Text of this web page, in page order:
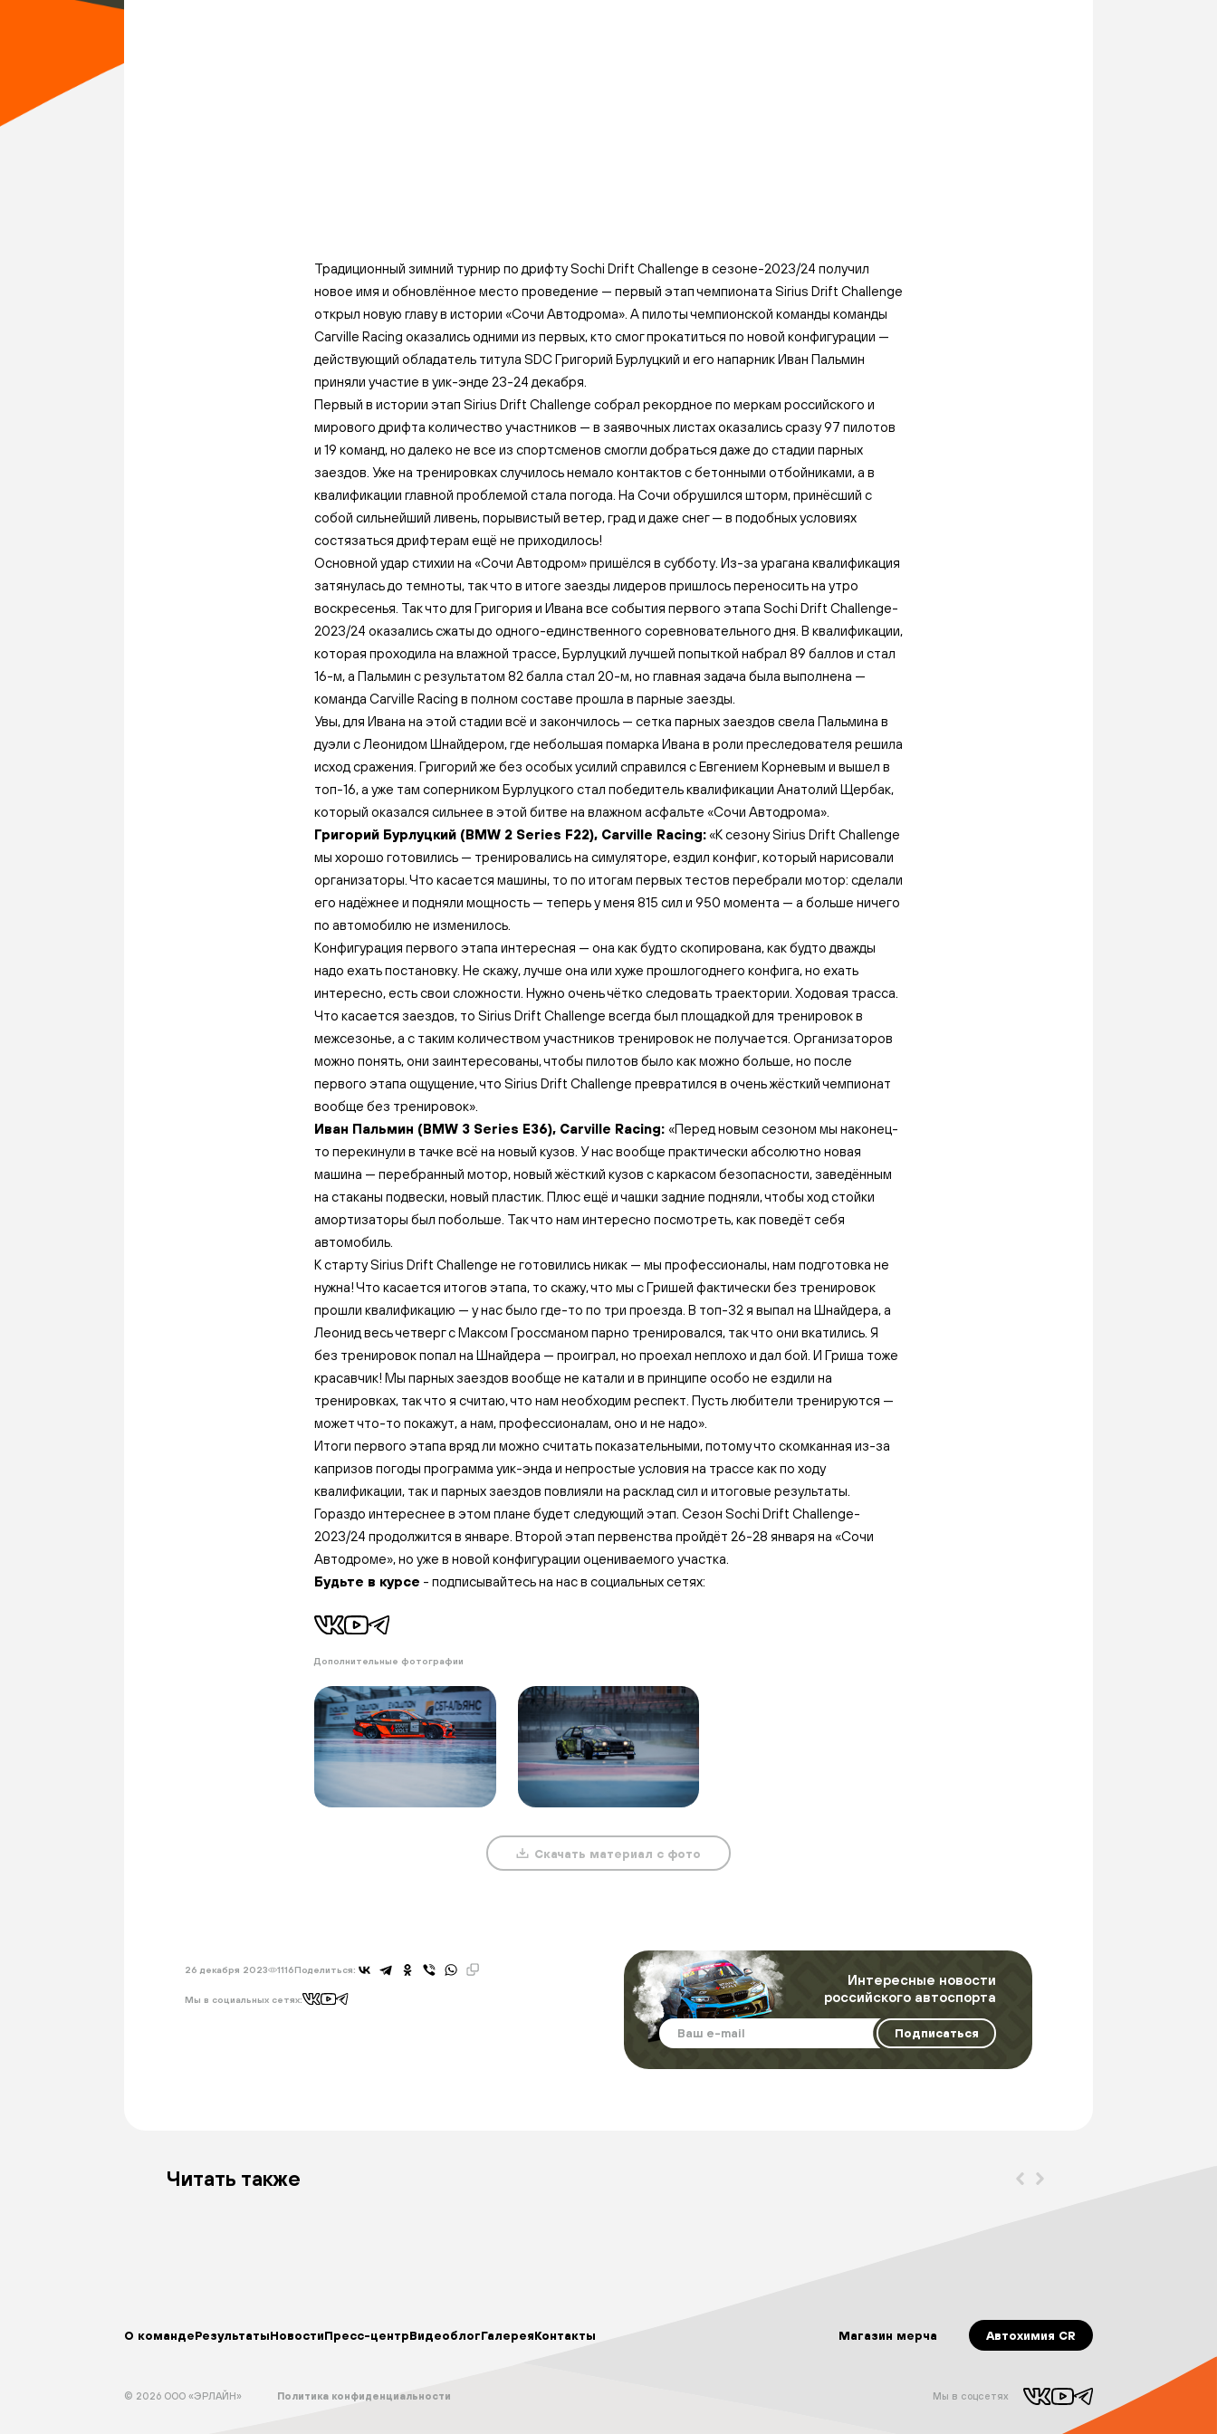
Традиционный зимний турнир по дрифту Sochi Drift Challenge в сезоне-2023/24 получил
новое имя и обновлённое место проведение — первый этап чемпионата Sirius Drift Challenge
открыл новую главу в истории «Сочи Автодрома». А пилоты чемпионской команды команды
Carville Racing оказались одними из первых, кто смог прокатиться по новой конфигурации —
действующий обладатель титула SDC Григорий Бурлуцкий и его напарник Иван Пальмин
приняли участие в уик-энде 23-24 декабря.
Первый в истории этап Sirius Drift Challenge собрал рекордное по меркам российского и
мирового дрифта количество участников — в заявочных листах оказались сразу 97 пилотов
и 19 команд, но далеко не все из спортсменов смогли добраться даже до стадии парных
заездов. Уже на тренировках случилось немало контактов с бетонными отбойниками, а в
квалификации главной проблемой стала погода. На Сочи обрушился шторм, принёсший с
собой сильнейший ливень, порывистый ветер, град и даже снег — в подобных условиях
состязаться дрифтерам ещё не приходилось!
Основной удар стихии на «Сочи Автодром» пришёлся в субботу. Из-за урагана квалификация
затянулась до темноты, так что в итоге заезды лидеров пришлось переносить на утро
воскресенья. Так что для Григория и Ивана все события первого этапа Sochi Drift Challenge-
2023/24 оказались сжаты до одного-единственного соревновательного дня. В квалификации,
которая проходила на влажной трассе, Бурлуцкий лучшей попыткой набрал 89 баллов и стал
16-м, а Пальмин с результатом 82 балла стал 20-м, но главная задача была выполнена —
команда Carville Racing в полном составе прошла в парные заезды.
Увы, для Ивана на этой стадии всё и закончилось — сетка парных заездов свела Пальмина в
дуэли с Леонидом Шнайдером, где небольшая помарка Ивана в роли преследователя решила
исход сражения. Григорий же без особых усилий справился с Евгением Корневым и вышел в
топ-16, а уже там соперником Бурлуцкого стал победитель квалификации Анатолий Щербак,
который оказался сильнее в этой битве на влажном асфальте «Сочи Автодрома».
Григорий Бурлуцкий (BMW 2 Series F22), Carville Racing:«К сезону Sirius Drift Challenge
мы хорошо готовились — тренировались на симуляторе, ездил конфиг, который нарисовали
организаторы. Что касается машины, то по итогам первых тестов перебрали мотор: сделали
его надёжнее и подняли мощность — теперь у меня 815 сил и 950 момента — а больше ничего
по автомобилю не изменилось.
Конфигурация первого этапа интересная — она как будто скопирована, как будто дважды
надо ехать постановку. Не скажу, лучше она или хуже прошлогоднего конфига, но ехать
интересно, есть свои сложности. Нужно очень чётко следовать траектории. Ходовая трасса.
Что касается заездов, то Sirius Drift Challenge всегда был площадкой для тренировок в
межсезонье, а с таким количеством участников тренировок не получается. Организаторов
можно понять, они заинтересованы, чтобы пилотов было как можно больше, но после
первого этапа ощущение, что Sirius Drift Challenge превратился в очень жёсткий чемпионат
вообще без тренировок».
Иван Пальмин (BMW 3 Series E36), Carville Racing: «Перед новым сезоном мы наконец-
то перекинули в тачке всё на новый кузов. У нас вообще практически абсолютно новая
машина — перебранный мотор, новый жёсткий кузов с каркасом безопасности, заведённым
на стаканы подвески, новый пластик. Плюс ещё и чашки задние подняли, чтобы ход стойки
амортизаторы был побольше. Так что нам интересно посмотреть, как поведёт себя
автомобиль.
К старту Sirius Drift Challenge не готовились никак — мы профессионалы, нам подготовка не
нужна! Что касается итогов этапа, то скажу, что мы с Гришей фактически без тренировок
прошли квалификацию — у нас было где-то по три проезда. В топ-32 я выпал на Шнайдера, а
Леонид весь четверг с Максом Гроссманом парно тренировался, так что они вкатились. Я
без тренировок попал на Шнайдера — проиграл, но проехал неплохо и дал бой. И Гриша тоже
красавчик! Мы парных заездов вообще не катали и в принципе особо не ездили на
тренировках, так что я считаю, что нам необходим респект. Пусть любители тренируются —
может что-то покажут, а нам, профессионалам, оно и не надо».
Итоги первого этапа вряд ли можно считать показательными, потому что скомканная из-за
капризов погоды программа уик-энда и непростые условия на трассе как по ходу
квалификации, так и парных заездов повлияли на расклад сил и итоговые результаты.
Гораздо интереснее в этом плане будет следующий этап. Сезон Sochi Drift Challenge-
2023/24 продолжится в январе. Второй этап первенства пройдёт 26-28 января на «Сочи
Автодроме», но уже в новой конфигурации оцениваемого участка.
Будьте в курсе - подписывайтесь на нас в социальных сетях:
Дополнительные фотографии
Скачать материал с фото
26 декабря 2023 1116Поделиться:
Мы в социальных сетях:
Интересные новости
российского автоспорта
Читать также
О командеРезультатыНовостиПресс-центрВидеоблогГалереяКонтакты Магазин мерча Автохимия CR
© 2026 ООО «ЭРЛАЙН» Политика конфиденциальности Мы в соцсетях